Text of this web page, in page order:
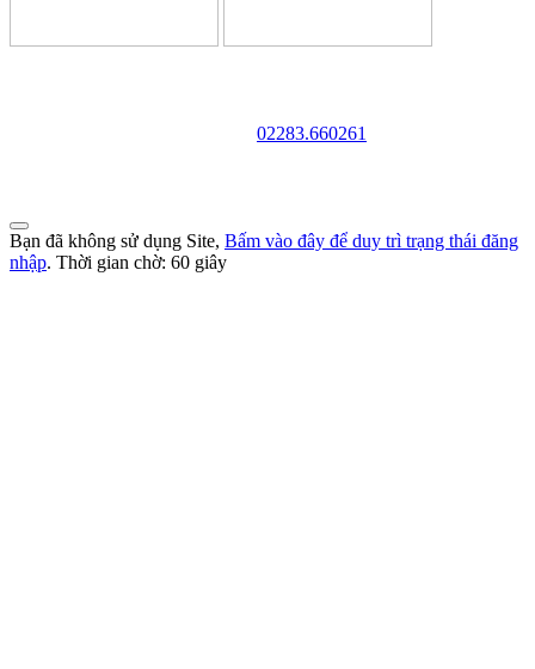
02283.660261
Bạn đã không sử dụng Site, Bấm vào đây để duy trì trạng thái đăng
nhập. Thời gian chờ: 60 giây